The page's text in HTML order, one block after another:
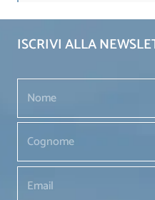
ISCRIVI ALLA